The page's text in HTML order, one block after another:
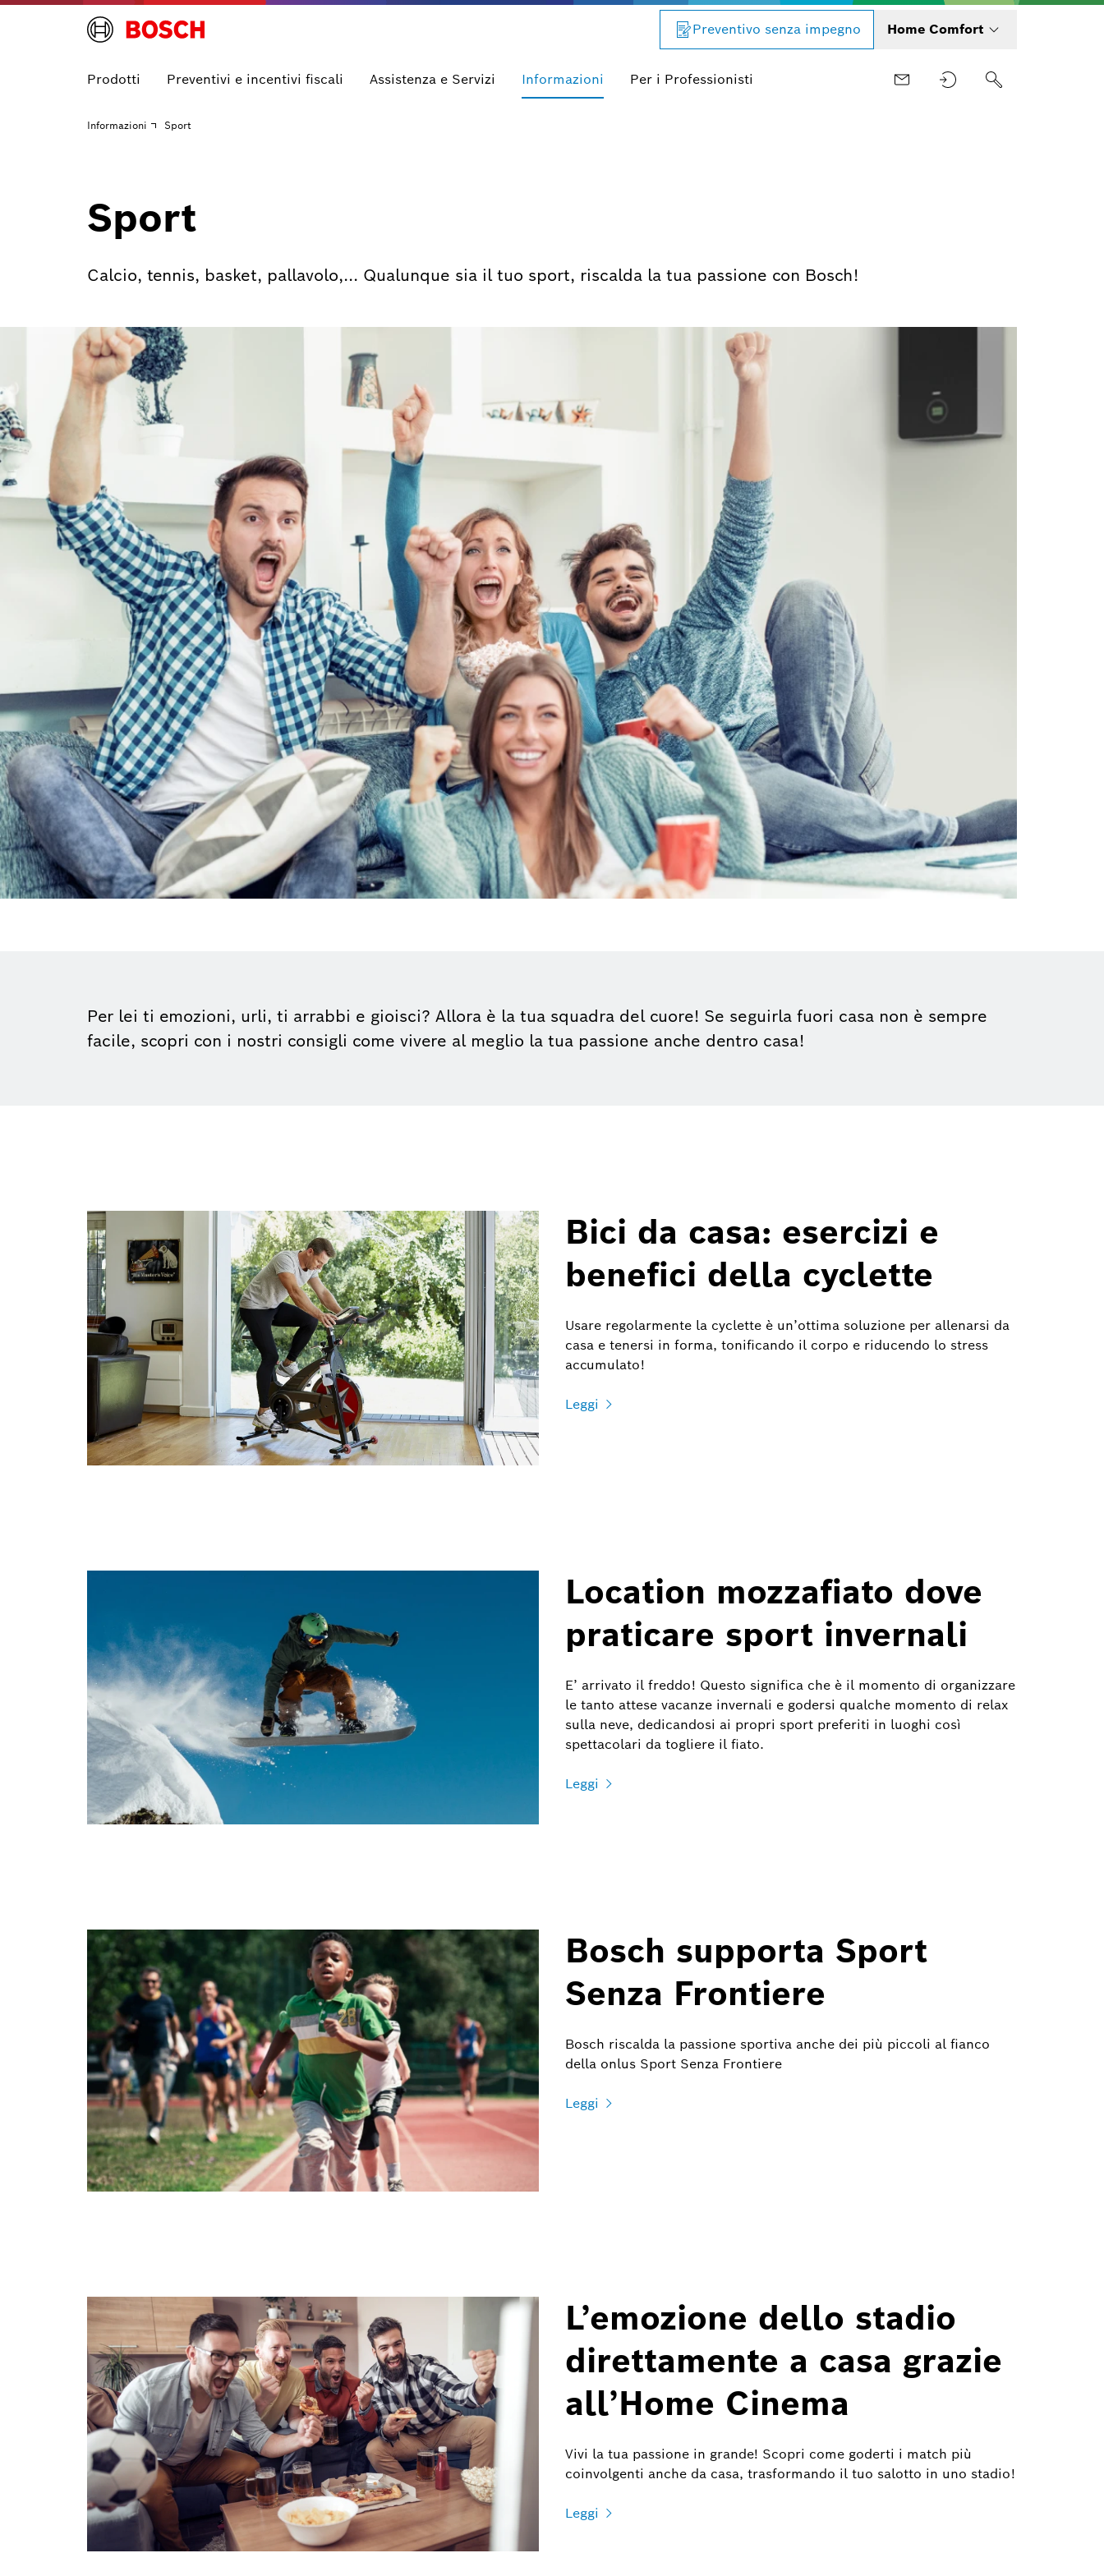
Preventivo senza impegno Home Comfort
Prodotti Preventivi e incentivi fiscali Assistenza e Servizi Informazioni Per i Professionisti
Informazioni Sport
Sport
Calcio, tennis, basket, pallavolo,... Qualunque sia il tuo sport, riscalda la tua passione con Bosch!
Per lei ti emozioni, urli, ti arrabbi e gioisci? Allora è la tua squadra del cuore! Se seguirla fuori casa non è sempre
facile, scopri con i nostri consigli come vivere al meglio la tua passione anche dentro casa!
Bici da casa: esercizi e
benefici della cyclette
Usare regolarmente la cyclette è un’ottima soluzione per allenarsi da
casa e tenersi in forma, tonificando il corpo e riducendo lo stress
accumulato!
Leggi
Location mozzafiato dove
praticare sport invernali
E’ arrivato il freddo! Questo significa che è il momento di organizzare
le tanto attese vacanze invernali e godersi qualche momento di relax
sulla neve, dedicandosi ai propri sport preferiti in luoghi così
spettacolari da togliere il fiato.
Leggi
Bosch supporta Sport
Senza Frontiere
Bosch riscalda la passione sportiva anche dei più piccoli al fianco
della onlus Sport Senza Frontiere
Leggi
L’emozione dello stadio
direttamente a casa grazie
all’Home Cinema
Vivi la tua passione in grande! Scopri come goderti i match più
coinvolgenti anche da casa, trasformando il tuo salotto in uno stadio!
Leggi